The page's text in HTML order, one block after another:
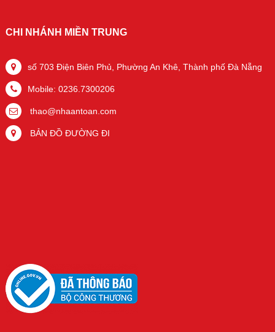
CHI NHÁNH MIỀN TRUNG
số 703 Điện Biên Phủ, Phường An Khê, Thành phố Đà Nẵng
Mobile: 0236.7300206
thao@nhaantoan.com
BẢN ĐỒ ĐƯỜNG ĐI